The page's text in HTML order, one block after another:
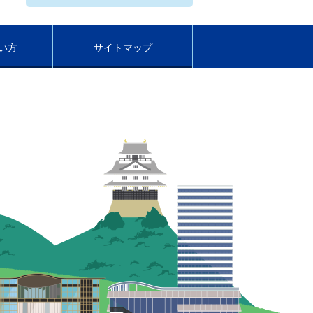
方 サイトマップ